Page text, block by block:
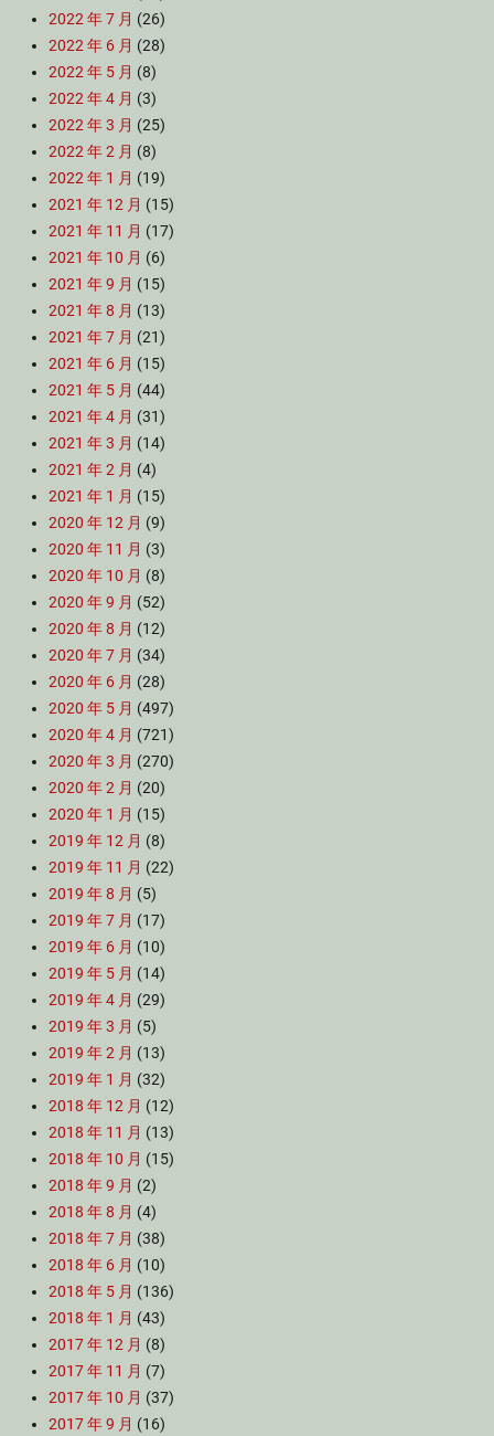
2022 年 7 月 (26)
2022 年 6 月 (28)
2022 年 5 月 (8)
2022 年 4 月 (3)
2022 年 3 月 (25)
2022 年 2 月 (8)
2022 年 1 月 (19)
2021 年 12 月 (15)
2021 年 11 月 (17)
2021 年 10 月 (6)
2021 年 9 月 (15)
2021 年 8 月 (13)
2021 年 7 月 (21)
2021 年 6 月 (15)
2021 年 5 月 (44)
2021 年 4 月 (31)
2021 年 3 月 (14)
2021 年 2 月 (4)
2021 年 1 月 (15)
2020 年 12 月 (9)
2020 年 11 月 (3)
2020 年 10 月 (8)
2020 年 9 月 (52)
2020 年 8 月 (12)
2020 年 7 月 (34)
2020 年 6 月 (28)
2020 年 5 月 (497)
2020 年 4 月 (721)
2020 年 3 月 (270)
2020 年 2 月 (20)
2020 年 1 月 (15)
2019 年 12 月 (8)
2019 年 11 月 (22)
2019 年 8 月 (5)
2019 年 7 月 (17)
2019 年 6 月 (10)
2019 年 5 月 (14)
2019 年 4 月 (29)
2019 年 3 月 (5)
2019 年 2 月 (13)
2019 年 1 月 (32)
2018 年 12 月 (12)
2018 年 11 月 (13)
2018 年 10 月 (15)
2018 年 9 月 (2)
2018 年 8 月 (4)
2018 年 7 月 (38)
2018 年 6 月 (10)
2018 年 5 月 (136)
2018 年 1 月 (43)
2017 年 12 月 (8)
2017 年 11 月 (7)
2017 年 10 月 (37)
2017 年 9 月 (16)